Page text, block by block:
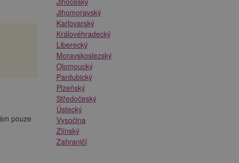
pouze
Jihomoravský
Karlovarský
Královéhradecký
Liberecký
Moravskoslezský
Olomoucký
Pardubický
Plzeňský
Středočeský
Ústecký
Vysočina
Zlínský
Zahraničí